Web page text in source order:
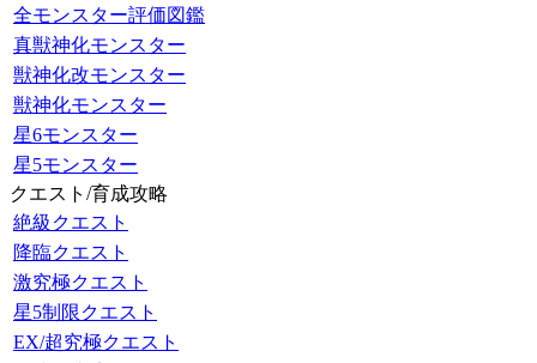
全モンスター評価図鑑
真獣神化モンスター
獣神化改モンスター
獣神化モンスター
星6モンスター
星5モンスター
クエスト/育成攻略
絶級クエスト
降臨クエスト
激究極クエスト
星5制限クエスト
EX/超究極クエスト